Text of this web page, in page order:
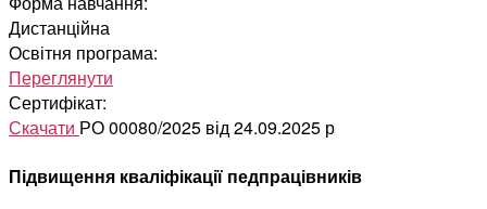
Дистанційна
Освітня програма:
Переглянути
Сертифікат:
Скачати РО 00080/2025 від 24.09.2025 р
Підвищення кваліфікації педпрацівників